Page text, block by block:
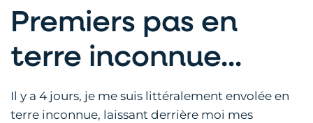
Premiers pas en
terre inconnue...
Il y a 4 jours, je me suis littéralement envolée en
terre inconnue, laissant derrière moi mes